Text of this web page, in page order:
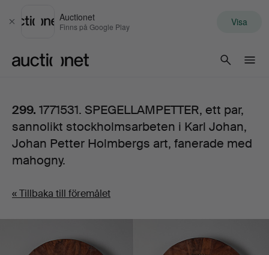
Stäng
Auctionet
Finns på Google Play Visa
299. 1771531. SPEGELLAMPETTER, ett par,
sannolikt stockholmsarbeten i Karl Johan,
Johan Petter Holmbergs art, fanerade med
mahogny.
« Tillbaka till föremålet